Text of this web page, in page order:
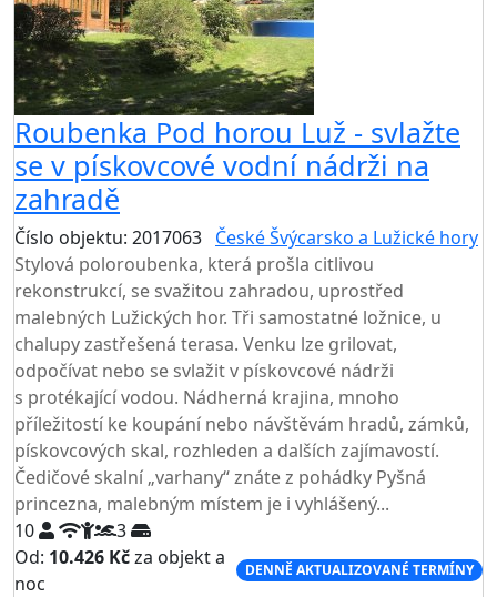
Roubenka Pod horou Luž - svlažte
se v pískovcové vodní nádrži na
zahradě
Číslo objektu: 2017063 České Švýcarsko a Lužické hory
Stylová poloroubenka, která prošla citlivou
rekonstrukcí, se svažitou zahradou, uprostřed
malebných Lužických hor. Tři samostatné ložnice, u
chalupy zastřešená terasa. Venku lze grilovat,
odpočívat nebo se svlažit v pískovcové nádrži
s protékající vodou. Nádherná krajina, mnoho
příležitostí ke koupání nebo návštěvám hradů, zámků,
pískovcových skal, rozhleden a dalších zajímavostí.
Čedičové skalní „varhany“ znáte z pohádky Pyšná
princezna, malebným místem je i vyhlášený...
10
3
Od: 10.426 Kčza objekt a
noc
DENNĚ AKTUALIZOVANÉ TERMÍNY